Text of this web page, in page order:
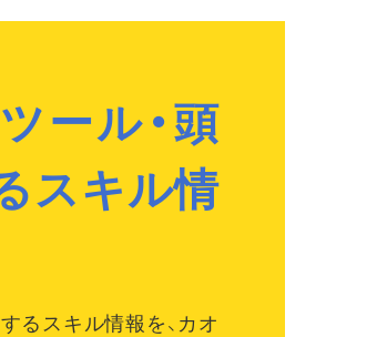
ール・頭
スキル情
るスキル情報を、カオ